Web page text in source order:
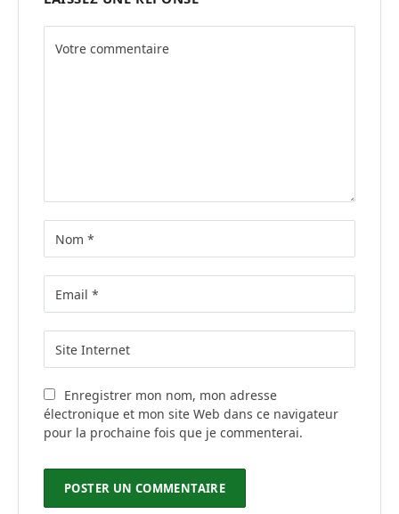
Enregistrer mon nom, mon adresse
électronique et mon site Web dans ce navigateur
pour la prochaine fois que je commenterai.